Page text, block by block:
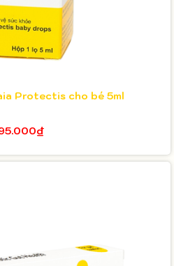
Protectis cho bé 5ml